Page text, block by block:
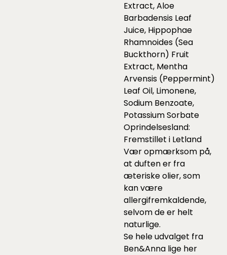
Extract, Aloe
Barbadensis Leaf
Juice, Hippophae
Rhamnoides (Sea
Buckthorn) Fruit
Extract, Mentha
Arvensis (Peppermint)
Leaf Oil, Limonene,
Sodium Benzoate,
Potassium Sorbate
Oprindelsesland:
Fremstillet i Letland
Vær opmærksom på,
at duften er fra
æteriske olier, som
kan være
allergifremkaldende,
selvom de er helt
naturlige.
Se hele udvalget fra
Ben&Anna lige her